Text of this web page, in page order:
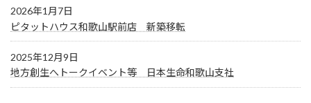
2026年1月7日
ピタットハウス和歌山駅前店 新築移転
2025年12月9日
地方創生へトークイベント等 日本生命和歌山支社